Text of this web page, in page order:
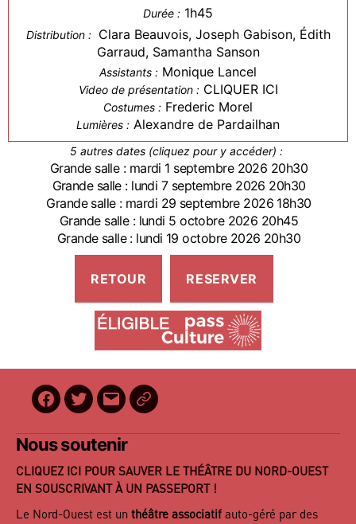
Durée : 1h45
Distribution : Clara Beauvois, Joseph Gabison, Édith
Garraud, Samantha Sanson
Assistants : Monique Lancel
Video de présentation : CLIQUER ICI
Costumes : Frederic Morel
Lumières : Alexandre de Pardailhan
5 autres dates (cliquez pour y accéder) :
Grande salle : mardi 1 septembre 2026 20h30
Grande salle : lundi 7 septembre 2026 20h30
Grande salle : mardi 29 septembre 2026 18h30
Grande salle : lundi 5 octobre 2026 20h45
Grande salle : lundi 19 octobre 2026 20h30
Facebook
Twitter
E-
mail
BilletReduc
Nous soutenir
CLIQUEZ ICI POUR SAUVER LE THÉÂTRE DU NORD-OUEST
EN SOUSCRIVANT À UN PASSEPORT !
Le Nord-Ouest est un théâtre associatif auto-géré par des